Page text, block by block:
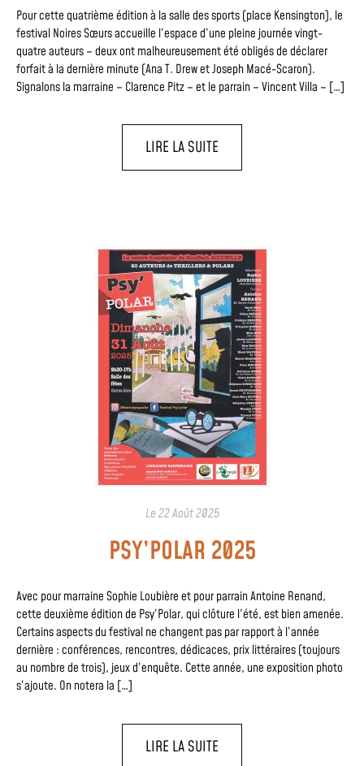
Pour cette quatrième édition à la salle des sports (place Kensington), le
festival Noires Sœurs accueille l’espace d’une pleine journée vingt-
quatre auteurs – deux ont malheureusement été obligés de déclarer
forfait à la dernière minute (Ana T. Drew et Joseph Macé-Scaron).
Signalons la marraine – Clarence Pitz – et le parrain – Vincent Villa – […]
LIRE LA SUITE
Le22 Août 2025
PSY’POLAR 2025
Avec pour marraine Sophie Loubière et pour parrain Antoine Renand,
cette deuxième édition de Psy’Polar, qui clôture l’été, est bien amenée.
Certains aspects du festival ne changent pas par rapport à l’année
dernière : conférences, rencontres, dédicaces, prix littéraires (toujours
au nombre de trois), jeux d’enquête. Cette année, une exposition photo
s’ajoute. On notera la […]
LIRE LA SUITE